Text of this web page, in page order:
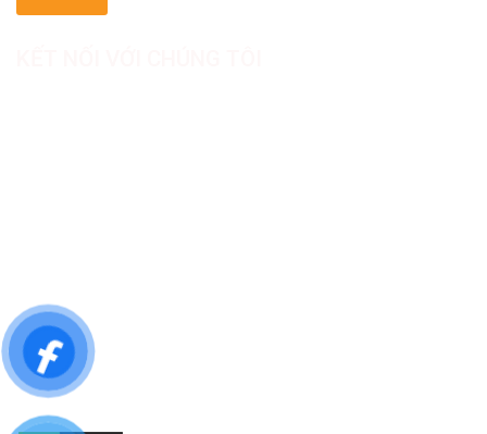
Website: https://asialab.com.vn/
Email: giacongasialab@gmail.com
Mã số thuế: 1101943612